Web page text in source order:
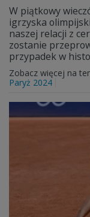
W piątkowy
igrzyska
naszej relacji z
zostanie
przypadek w
Zobacz więcej na
Paryż 2024